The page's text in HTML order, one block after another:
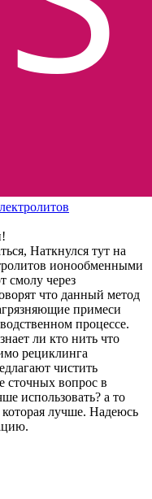
Наткнулся тут на
ионообменными
смолу через
что данный метод
примеси
процессе.
ли кто нить что
рециклинга
чистить
сточных вопрос в
использовать? а то
лучше. Надеюсь